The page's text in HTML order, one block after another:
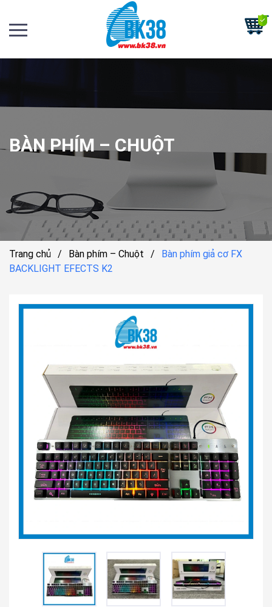
BÀN PHÍM – CHUỘT
Trang chủ / Bàn phím – Chuột /
Bàn phím giả cơ FX
BACKLIGHT EFECTS K2